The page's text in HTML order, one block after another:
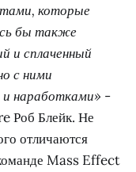
которые
бы также
и сплаченный
с ними
наработками» -
Роб Блейк. Не
отличаются
Mass Effect